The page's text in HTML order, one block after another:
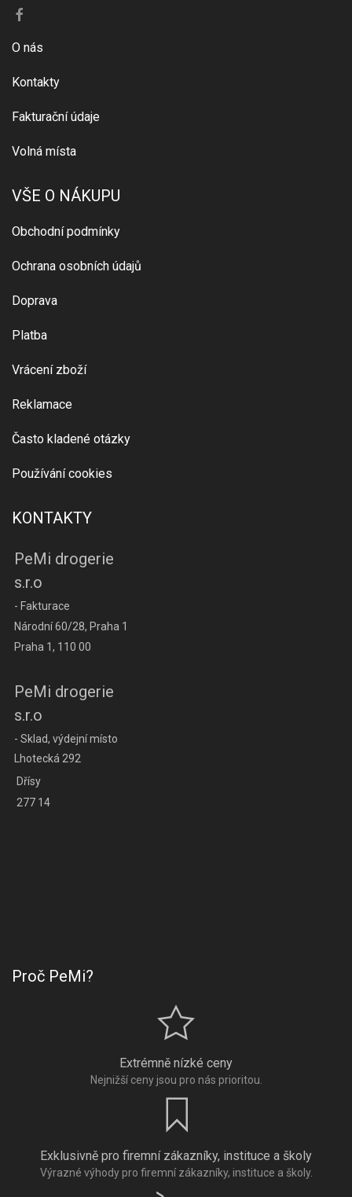
O nás
Kontakty
Fakturační údaje
Volná místa
VŠE O NÁKUPU
Obchodní podmínky
Ochrana osobních údajů
Doprava
Platba
Vrácení zboží
Reklamace
Často kladené otázky
Používání cookies
KONTAKTY
PeMi drogerie
s.r.o
- Fakturace
Národní 60/28, Praha 1
Praha 1, 110 00
PeMi drogerie
s.r.o
- Sklad, výdejní místo
Lhotecká 292
Dřísy
277 14
Proč PeMi?
Extrémně nízké ceny
Nejnižší ceny jsou pro nás prioritou.
Exklusivně pro firemní zákazníky, instituce a školy
Výrazné výhody pro firemní zákazníky, instituce a školy.